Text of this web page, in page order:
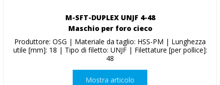
M-SFT-DUPLEX UNJF 4-48
Maschio per foro cieco
Produttore: OSG | Materiale da taglio: HSS-PM | Lunghezza
utile [mm]: 18 | Tipo di filetto: UNJF | Filettature [per pollice]:
48
Mostra articolo